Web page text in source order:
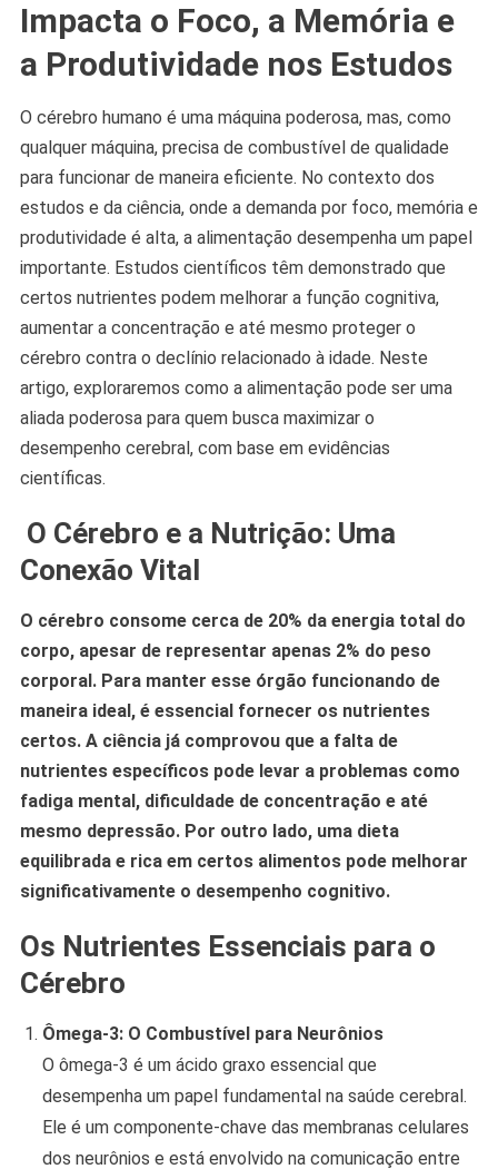
Impacta o Foco, a Memória e
a Produtividade nos Estudos
O cérebro humano é uma máquina poderosa, mas, como
qualquer máquina, precisa de combustível de qualidade
para funcionar de maneira eficiente. No contexto dos
estudos e da ciência, onde a demanda por foco, memória e
produtividade é alta, a alimentação desempenha um papel
importante. Estudos científicos têm demonstrado que
certos nutrientes podem melhorar a função cognitiva,
aumentar a concentração e até mesmo proteger o
cérebro contra o declínio relacionado à idade. Neste
artigo, exploraremos como a alimentação pode ser uma
aliada poderosa para quem busca maximizar o
desempenho cerebral, com base em evidências
científicas.
O Cérebro e a Nutrição: Uma
Conexão Vital
O cérebro consome cerca de 20% da energia total do
corpo, apesar de representar apenas 2% do peso
corporal. Para manter esse órgão funcionando de
maneira ideal, é essencial fornecer os nutrientes
certos. A ciência já comprovou que a falta de
nutrientes específicos pode levar a problemas como
fadiga mental, dificuldade de concentração e até
mesmo depressão. Por outro lado, uma dieta
equilibrada e rica em certos alimentos pode melhorar
significativamente o desempenho cognitivo.
Os Nutrientes Essenciais para o
Cérebro
Ômega-3: O Combustível para Neurônios
O ômega-3 é um ácido graxo essencial que
desempenha um papel fundamental na saúde cerebral.
Ele é um componente-chave das membranas celulares
dos neurônios e está envolvido na comunicação entre